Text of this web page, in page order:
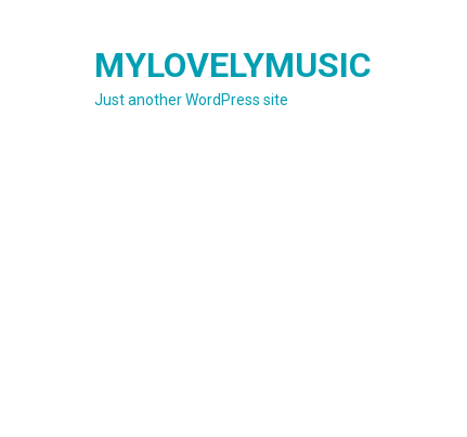
MYLOVELYMUSIC
Just another WordPress site